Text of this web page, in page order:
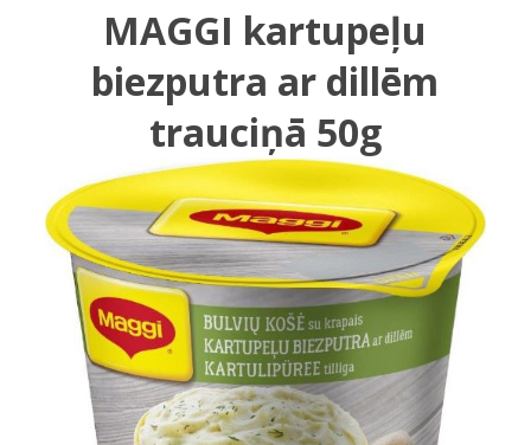
MAGGI kartupeļu
biezputra ar dillēm
trauciņā 50g